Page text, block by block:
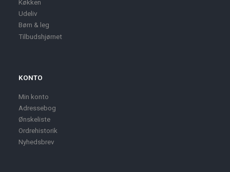
Køkken
Udeliv
Børn & leg
Tilbudshjørnet
KONTO
Min konto
Adressebog
Ønskeliste
Ordrehistorik
Nyhedsbrev